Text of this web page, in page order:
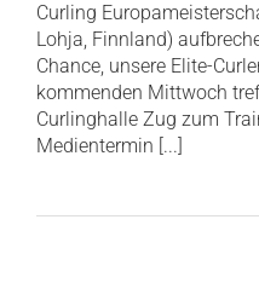
Curling
Lohja, Finnland)
Chance, unsere Elite-
kommenden Mittwoch
Curlinghalle Zug zum
Medientermin [...]